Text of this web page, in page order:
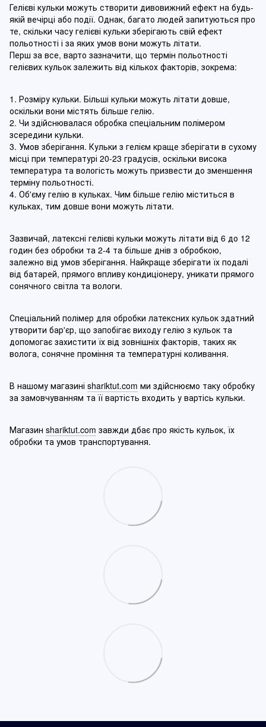
Гелієві кульки можуть створити дивовижний ефект на будь-
якій вечірці або події. Однак, багато людей запитуються про
те, скільки часу гелієві кульки зберігають свій ефект
польотності і за яких умов вони можуть літати.
Перш за все, варто зазначити, що термін польотності
гелієвих кульок залежить від кількох факторів, зокрема:
1. Розміру кульки. Більші кульки можуть літати довше,
оскільки вони містять більше гелію.
2. Чи здійснювалася обробка спеціальним полімером
зсередини кульки.
3. Умов зберігання. Кульки з гелієм краще зберігати в сухому
місці при температурі 20-23 градусів, оскільки висока
температура та вологість можуть призвести до зменшення
терміну польотності.
4. Об'єму гелію в кульках. Чим більше гелію міститься в
кульках, тим довше вони можуть літати.
Зазвичай, латексні гелієві кульки можуть літати від 6 до 12
годин без обробки та 2-4 та більше днів з обробкою,
залежно від умов зберігання. Найкраще зберігати їх подалі
від батарей, прямого впливу кондиціонеру, уникати прямого
сонячного світла та вологи.
Спеціальний полімер для обробки латексних кульок здатний
утворити бар'єр, що запобігає виходу гелію з кульок та
допомогає захистити їх від зовнішніх факторів, таких як
волога, сонячне проміння та температурні коливання.
В нашому магазині shariktut.com ми здійснюємо таку обробку
за замовчуванням та її вартість входить у вартісь кульки.
Магазин shariktut.com завжди дбає про якість кульок, їх
обробки та умов транспортування.